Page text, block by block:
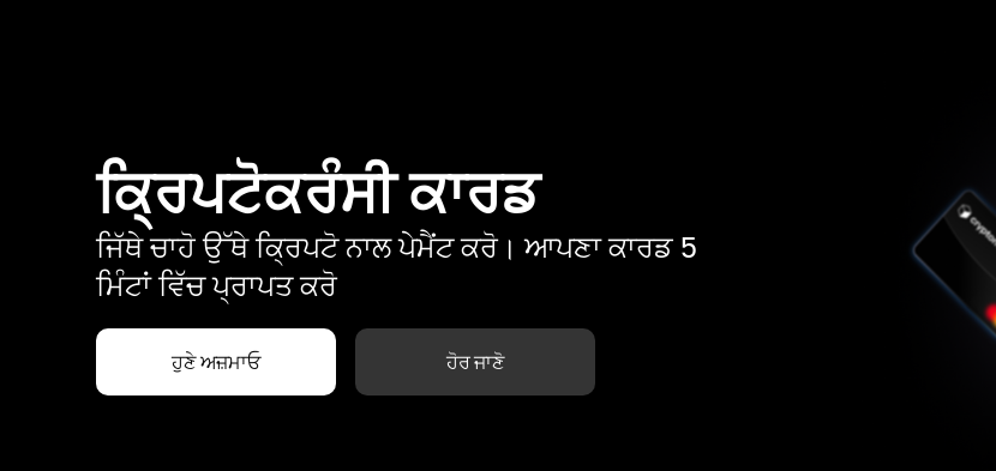
ਕ੍ਰਿਪਟੋਕਰੰਸੀ ਕਾਰਡ
ਜਿੱਥੇ ਚਾਹੋ ਉੱਥੇ ਕ੍ਰਿਪਟੋ ਨਾਲ ਪੇਮੈਂਟ ਕਰੋ। ਆਪਣਾ ਕਾਰਡ 5
ਮਿੰਟਾਂ ਵਿੱਚ ਪ੍ਰਾਪਤ ਕਰੋ
ਹੁਣੇ ਅਜ਼ਮਾਓ ਹੋਰ ਜਾਣੋ